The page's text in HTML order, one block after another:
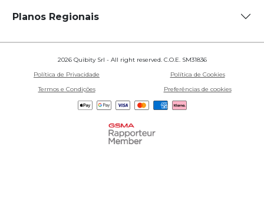
Planos Regionais
2026 Quibity Srl - All right reserved. C.O.E. SM31836
Política de Privacidade
Política de Cookies
Termos e Condições
Preferências de cookies